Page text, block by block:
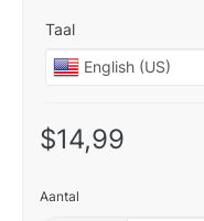
Taal
$14,99
Aantal